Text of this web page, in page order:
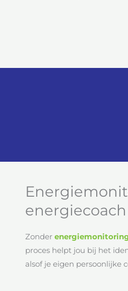
energiecoach
Zonder
proces helpt jou bij het
alsof je eigen persoonlijke